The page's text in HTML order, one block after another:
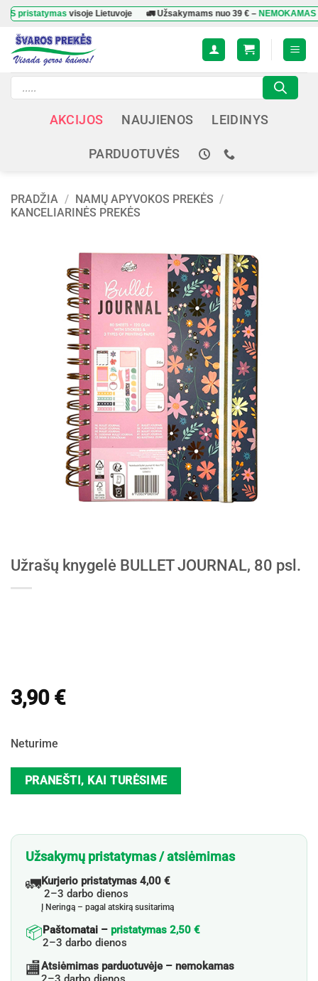
Skip
content
visoje Lietuvoje 🚛 Užsakymams nuo39 €–NEMOKAMAS
Products
search
AKCIJOS NAUJIENOS LEIDINYS
PARDUOTUVĖS
PRADŽIA / NAMŲ APYVOKOS PREKĖS /
KANCELIARINĖS PREKĖS
Užrašų knygelė BULLET JOURNAL, 80 psl.
3,90 €
Neturime
PRANEŠTI, KAI TURĖSIME
Užsakymų pristatymas / atsiėmimas
🚛Kurjerio pristatymas 4,00 €
2–3 darbo dienos
Į Neringą – pagal atskirą susitarimą
📦Paštomatai – pristatymas 2,50 €
2–3 darbo dienos
🏬Atsiėmimas parduotuvėje – nemokamas